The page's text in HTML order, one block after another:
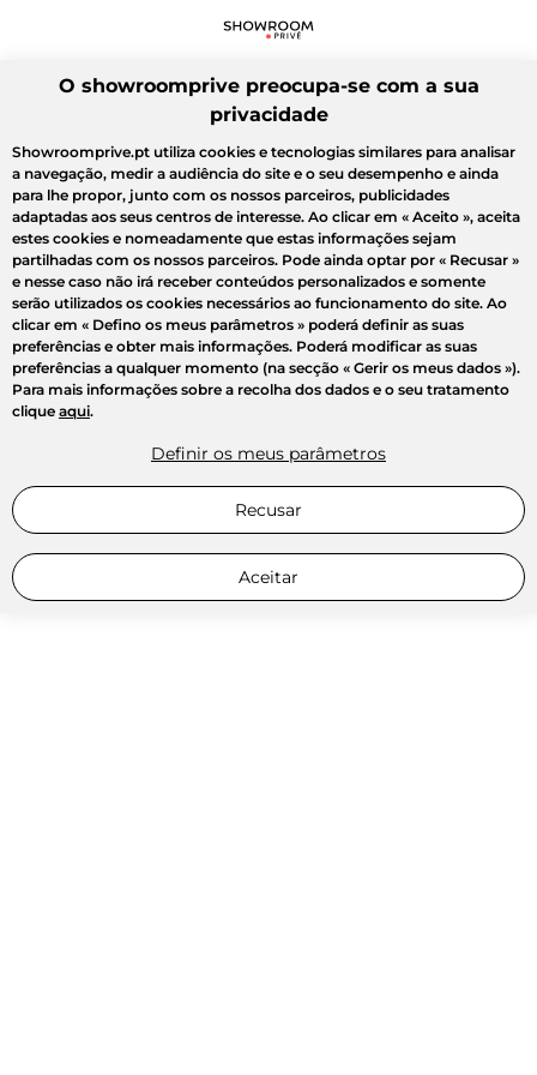
O showroomprive preocupa-se com a sua
privacidade
Showroomprive.pt utiliza cookies e tecnologias similares para analisar
a navegação, medir a audiência do site e o seu desempenho e ainda
para lhe propor, junto com os nossos parceiros, publicidades
adaptadas aos seus centros de interesse. Ao clicar em « Aceito », aceita
estes cookies e nomeadamente que estas informações sejam
partilhadas com os nossos parceiros. Pode ainda optar por « Recusar »
e nesse caso não irá receber conteúdos personalizados e somente
serão utilizados os cookies necessários ao funcionamento do site. Ao
clicar em « Defino os meus parâmetros » poderá definir as suas
preferências e obter mais informações. Poderá modificar as suas
preferências a qualquer momento (na secção « Gerir os meus dados »).
Para mais informações sobre a recolha dos dados e o seu tratamento
clique aqui.
Definir os meus parâmetros
Recusar
Aceitar